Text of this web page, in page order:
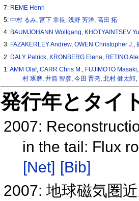
7: REME Henri
5:中村 るみ,宮下 幸長,浅野 芳洋,高田 拓
4: BAUMJOHANN Wolfgang, KHOTYAINTSEV
3: FAZAKERLEY Andrew,OWEN Christopher J.,
2: DALY Patrick KRONBERG Elena RETINO
1:AMM Olaf,CARR Chris M. FUJIMOTO Masaki
村 琢磨, 井筒 智彦, 今田 晋亮, 北村 健太郎,
発行年とタイ
2007:
in the tail: Flux
[Net] [Bib]
2007: 地球磁気圏